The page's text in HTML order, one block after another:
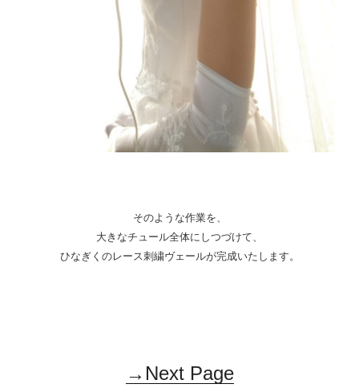
そのような作業を、
大きなチュール全体にしつづけて、
ひなぎくのレース刺繍ヴェールが完成いたします。
→Next Page